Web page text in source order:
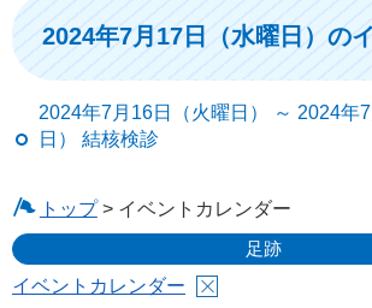
2024年7月17日（水曜日）の
2024年7月16日（火曜日） ～ 2024年
日） 結核検診
トップ> イベントカレンダー
足跡
イベントカレンダー